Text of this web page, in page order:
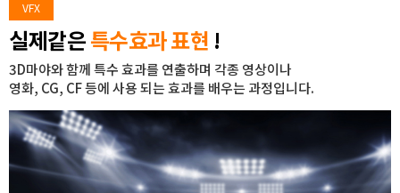
게임과정
자격증과정
커뮤니티
취업패키지
VFX
실제같은특수효과 표현 !
3D마야와 함께 특수 효과를 연출하며 각종 영상이나
영화, CG, CF 등에 사용 되는 효과를 배우는 과정입니다.